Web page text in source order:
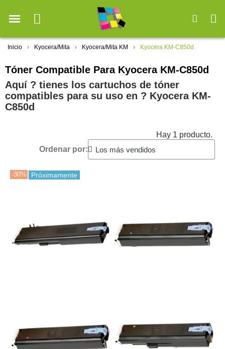
Inicio Kyocera/Mita Kyocera/Mita KM Kyocera KM-C850d
Tóner Compatible Para Kyocera KM-C850d
Aquí ? tienes los cartuchos de tóner
compatibles para su uso en ?️ Kyocera KM-
C850d
Hay 1 producto.
Ordenar por:
-30% Próximamente